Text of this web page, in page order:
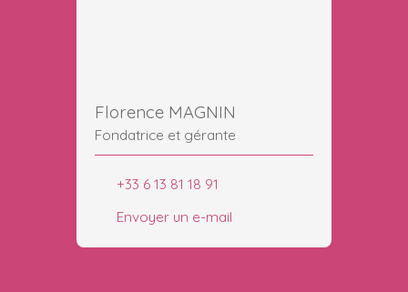
Florence MAGNIN
Fondatrice et gérante
+33 6 13 81 18 91
Envoyer un e-mail